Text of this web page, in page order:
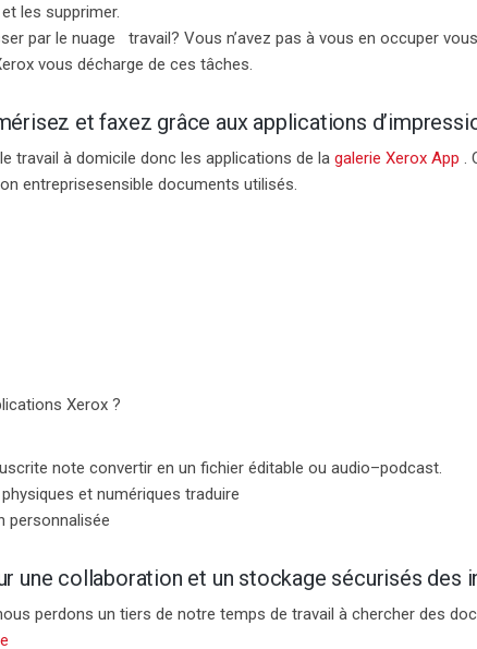
les supprimer.
par le nuage travail? Vous n’avez pas à vous en occuper
vous décharge de ces tâches.
et faxez grâce aux applications
travail à domicile donc les applications de la galerie Xerox App .
entreprisesensible documents utilisés.
Xerox ?
note convertir en un fichier éditable ou audio–podcast.
et numériques traduire
personnalisée
une collaboration et un stockage sécurisés des
perdons un tiers de notre temps de travail à chercher des